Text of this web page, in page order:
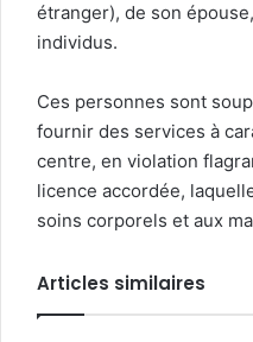
étranger), de son
individus.
Ces personnes sont
fournir des services à
centre, en violation
licence accordée,
soins corporels et aux
Articles similaires